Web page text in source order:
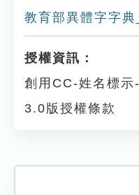
教育部異體字字典
授權資訊：
創用CC-姓名標示
3.0版授權條款